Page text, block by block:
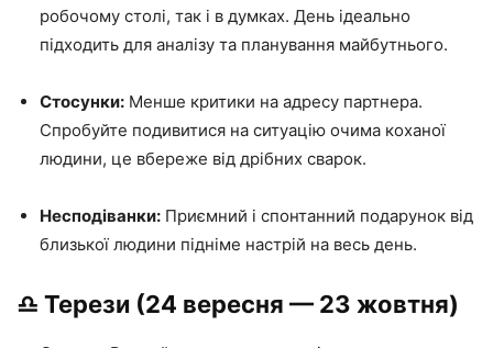
робочому столі, так і в думках. День ідеально
підходить для аналізу та планування майбутнього.
Стосунки: Менше критики на адресу партнера.
Спробуйте подивитися на ситуацію очима коханої
людини, це вбереже від дрібних сварок.
Несподіванки: Приємний і спонтанний подарунок від
близької людини підніме настрій на весь день.
♎️ Терези (24 вересня — 23 жовтня)